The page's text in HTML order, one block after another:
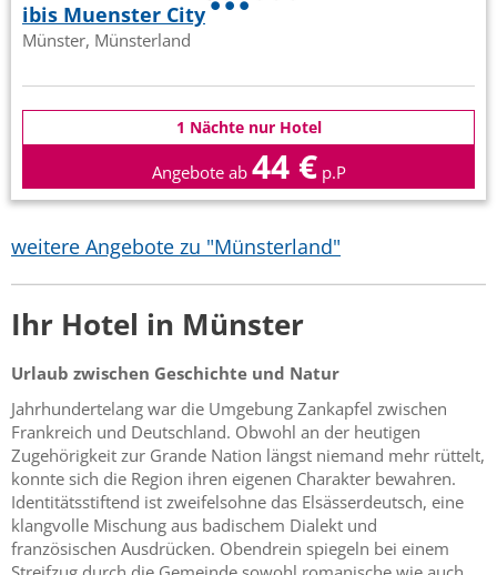
ibis Muenster City
Münster, Münsterland
1 Nächte nur Hotel
Angebote ab 44 € p.P
weitere Angebote zu "Münsterland"
Ihr Hotel in Münster
Urlaub zwischen Geschichte und Natur
Jahrhundertelang war die Umgebung Zankapfel zwischen
Frankreich und Deutschland. Obwohl an der heutigen
Zugehörigkeit zur Grande Nation längst niemand mehr rüttelt,
konnte sich die Region ihren eigenen Charakter bewahren.
Identitätsstiftend ist zweifelsohne das Elsässerdeutsch, eine
klangvolle Mischung aus badischem Dialekt und
französischen Ausdrücken. Obendrein spiegeln bei einem